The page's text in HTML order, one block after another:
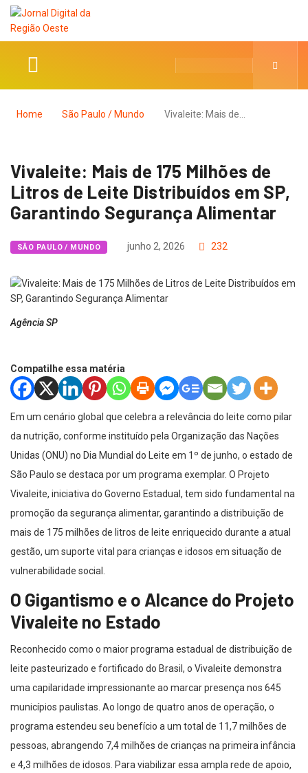
Home São Paulo / Mundo Vivaleite: Mais de…
Vivaleite: Mais de 175 Milhões de
Litros de Leite Distribuídos em SP,
Garantindo Segurança Alimentar
SÃO PAULO / MUNDO junho 2, 2026 232
Agência SP
Compatilhe essa matéria
Em um cenário global que celebra a relevância do leite como pilar
da nutrição, conforme instituído pela Organização das Nações
Unidas (ONU) no Dia Mundial do Leite em 1º de junho, o estado de
São Paulo se destaca por um programa exemplar. O Projeto
Vivaleite, iniciativa do Governo Estadual, tem sido fundamental na
promoção da segurança alimentar, garantindo a distribuição de
mais de 175 milhões de litros de leite enriquecido durante a atual
gestão, um suporte vital para crianças e idosos em situação de
vulnerabilidade social.
O Gigantismo e o Alcance do Projeto
Vivaleite no Estado
Reconhecido como o maior programa estadual de distribuição de
leite pasteurizado e fortificado do Brasil, o Vivaleite demonstra
uma capilaridade impressionante ao marcar presença nos 645
municípios paulistas. Ao longo de quatro anos de operação, o
programa estendeu seu benefício a um total de 11,7 milhões de
pessoas, abrangendo 7,4 milhões de crianças na primeira infância
e 4,3 milhões de idosos. Para viabilizar essa ampla rede de apoio,